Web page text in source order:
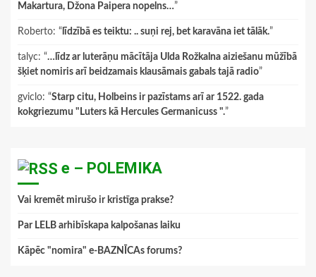
Makartura, Džona Paipera nopelns…”
Roberto: “ līdzībā es teiktu: .. suņi rej, bet karavāna iet tālāk.”
talyc: “…līdz ar luterāņu mācītāja Ulda Rožkalna aiziešanu mūžībā
šķiet nomiris arī beidzamais klausāmais gabals tajā radio”
gviclo: “Starp citu, Holbeins ir pazīstams arī ar 1522. gada
kokgriezumu "Luters kā Hercules Germanicuss ".”
e – POLEMIKA
Vai kremēt mirušo ir kristīga prakse?
Par LELB arhibīskapa kalpošanas laiku
Kāpēc "nomira" e-BAZNĪCAs forums?